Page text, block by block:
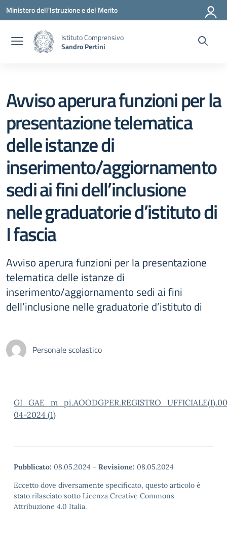
Vai ai contenuti
Vai al menu di navigazione
Vai al footer
Ministero dell'Istruzione e del Merito
Istituto Comprensivo
Sandro Pertini
Avviso aperura funzioni per la
presentazione telematica
delle istanze di
inserimento/aggiornamento
sedi ai fini dell’inclusione
nelle graduatorie d’istituto di
I fascia
Avviso aperura funzioni per la presentazione
telematica delle istanze di
inserimento/aggiornamento sedi ai fini
dell’inclusione nelle graduatorie d’istituto di
Personale scolastico
04-2024 (1)
Pubblicato: 08.05.2024 - Revisione: 08.05.2024
Eccetto dove diversamente specificato, questo articolo è
stato rilasciato sotto Licenza Creative Commons
Attribuzione 4.0 Italia.